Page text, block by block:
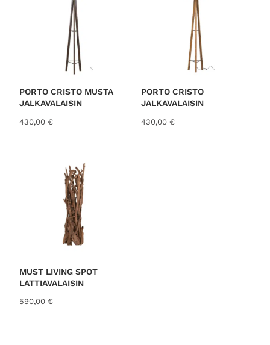
y
l
t
e
PORTO CRISTO MUSTA
JALKAVALAISIN
430,00 €
PORTO CRISTO
JALKAVALAISIN
430,00 €
MUST LIVING SPOT
LATTIAVALAISIN
590,00 €